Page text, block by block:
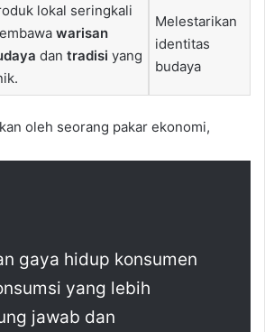
lokal seringkali
warisan
dan tradisi yang
Melestarikan
identitas
budaya
oleh seorang pakar ekonomi,
gaya hidup konsumen
yang lebih
jawab dan